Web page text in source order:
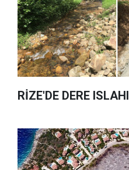
RİZE'DE DERE